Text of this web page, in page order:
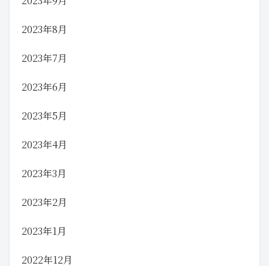
2023年8月
2023年7月
2023年6月
2023年5月
2023年4月
2023年3月
2023年2月
2023年1月
2022年12月